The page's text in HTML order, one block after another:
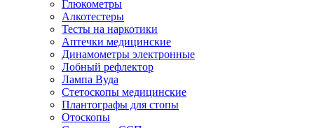
Глюкометры
Алкотестеры
Тесты на наркотики
Аптечки медицинские
Динамометры электронные
Лобный рефлектор
Лампа Вуда
Стетоскопы медицинские
Плантографы для стопы
Отоскопы